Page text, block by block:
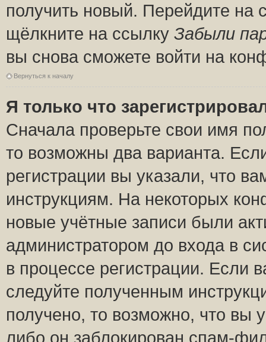
получить новый. Перейдите на
щёлкните на ссылку Забыли
вы снова сможете войти на
Вернуться к началу
Я только что
Сначала проверьте свои имя
то возможны два варианта.
регистрации вы указали, что
инструкциям. На некоторых
новые учётные записи были
администратором до входа в
в процессе регистрации.
следуйте полученным
получено, то возможно, что вы
либо он заблокирован спам-